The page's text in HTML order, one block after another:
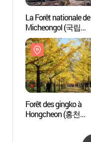
La Forêt nationale de
Micheongol (국립
미천골자연휴양림)
Forêt des gingko à
Hongcheon (홍천